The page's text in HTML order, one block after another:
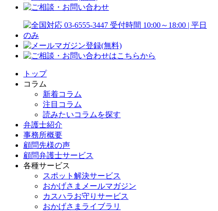
トップ
コラム
新着コラム
注目コラム
読みたいコラムを探す
弁護士紹介
事務所概要
顧問先様の声
顧問弁護士サービス
各種サービス
スポット解決サービス
おかげさまメールマガジン
カスハラお守りサービス
おかげさまライブラリ